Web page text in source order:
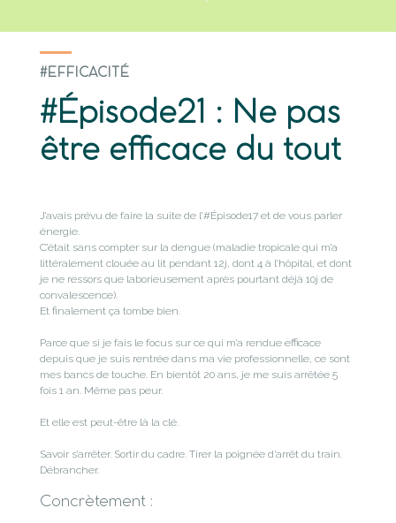
#EFFICACITÉ
#Épisode21 : Ne pas
être efficace du tout
J’avais prévu de faire la suite de l’#Épisode17 et de vous parler
énergie.
C’était sans compter sur la dengue (maladie tropicale qui m’a
littéralement clouée au lit pendant 12j, dont 4 à l’hôpital, et dont
je ne ressors que laborieusement après pourtant déjà 10j de
convalescence).
Et finalement ça tombe bien.
Parce que si je fais le focus sur ce qui m’a rendue efficace
depuis que je suis rentrée dans ma vie professionnelle, ce sont
mes bancs de touche. En bientôt 20 ans, je me suis arrêtée 5
fois 1 an. Même pas peur.
Et elle est peut-être là la clé.
Savoir s’arrêter. Sortir du cadre. Tirer la poignée d’arrêt du train.
Débrancher.
Concrètement :